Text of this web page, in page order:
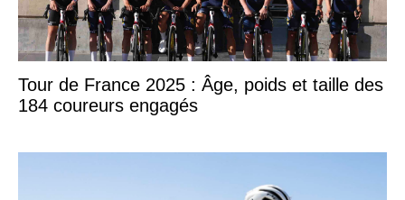
Tour de France 2025 : Âge, poids et taille des
184 coureurs engagés